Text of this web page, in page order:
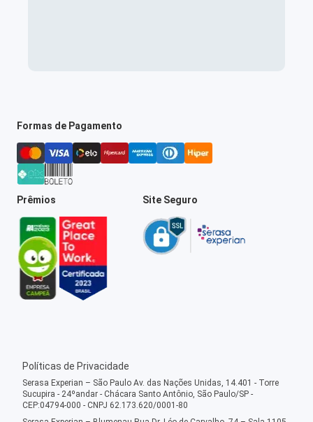
Formas de Pagamento
Prêmios Site Seguro
Políticas de Privacidade
Serasa Experian – São Paulo Av. das Nações Unidas, 14.401 - Torre
Sucupira - 24ºandar - Chácara Santo Antônio, São Paulo/SP -
CEP:04794-000 - CNPJ 62.173.620/0001-80